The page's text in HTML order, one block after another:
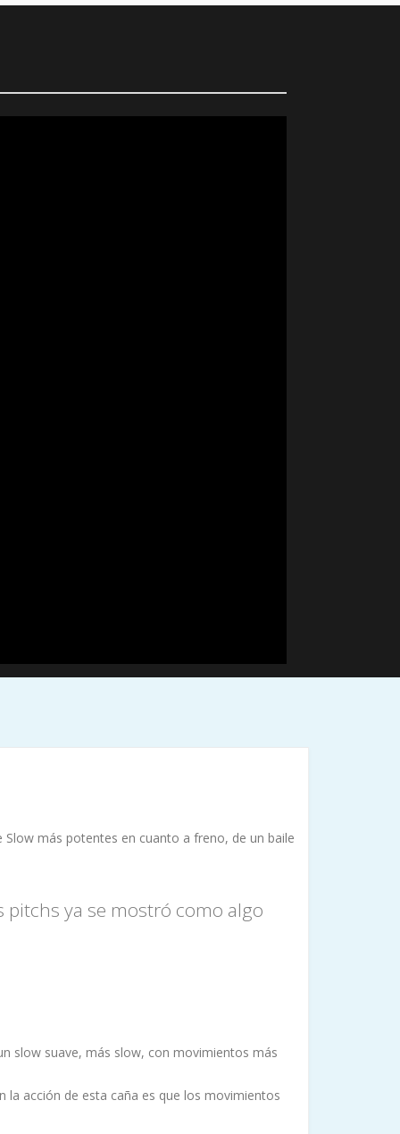
más potentes en cuanto a freno, de un baile
ya se mostró como algo
slow suave, más slow, con movimientos más
la acción de esta caña es que los movimientos